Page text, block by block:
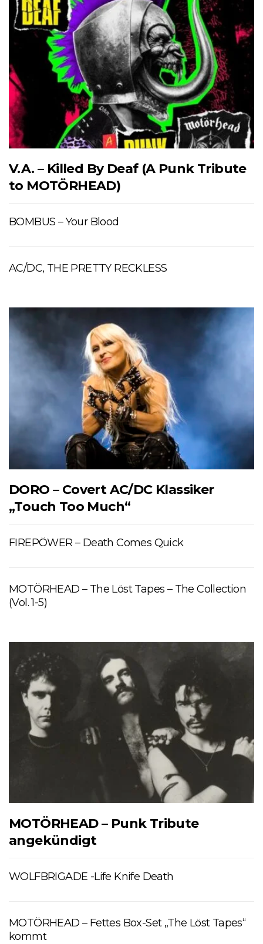
V.A. – Killed By Deaf (A Punk Tribute
to MOTÖRHEAD)
BOMBUS – Your Blood
AC/DC, THE PRETTY RECKLESS
DORO – Covert AC/DC Klassiker
„Touch Too Much“
FIREPÖWER – Death Comes Quick
MOTÖRHEAD – The Löst Tapes – The Collection
(Vol. 1-5)
MOTÖRHEAD – Punk Tribute
angekündigt
WOLFBRIGADE -Life Knife Death
MOTÖRHEAD – Fettes Box-Set „The Löst Tapes“
kommt